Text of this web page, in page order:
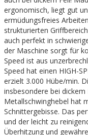
ergonomisch, liegt gut
ermüdungsfreies
strukturierten
auch perfekt in
der Maschine sorgt für
Speed ist aus
Speed hat einen HIGH-
erzielt 3.000 Hübe/min.
insbesondere bei
Metallschwinghebel hat
Schnittergebisse. Das
und der leicht zu
Überhitzung und